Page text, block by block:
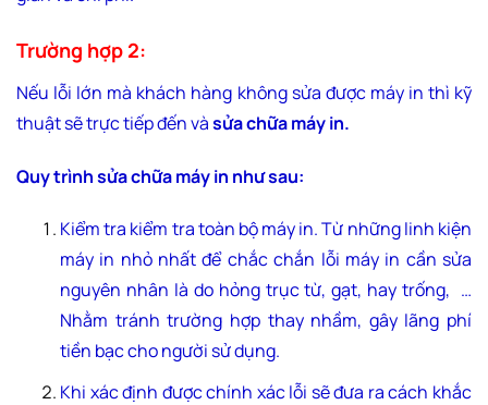
Trường hợp 2:
Nếu lỗi lớn mà khách hàng không sửa được máy in thì kỹ
thuật sẽ trực tiếp đến vàsửa chữa máy in.
Quy trình sửa chữa máy in như sau:
Kiểm tra kiểm tra toàn bộ máy in. Từ những linh kiện
máy in nhỏ nhất để chắc chắn lỗi máy in cần sửa
nguyên nhân là do hỏng trục từ, gạt, hay trống, …
Nhằm tránh trường hợp thay nhầm, gây lãng phí
tiền bạc cho người sử dụng.
Khi xác định được chính xác lỗi sẽ đưa ra cách khắc